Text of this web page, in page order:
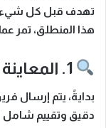
تهدف قبل كل شيء
هذا المنطلق، تمر
بدايةً، يتم إرسال
دقيق وتقييم شامل